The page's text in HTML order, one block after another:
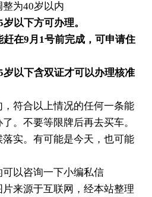
为40岁以内
以下方可办理。
赶在9月1号前完成，可申请住
以下含双证才可以办理核准
符合以上情况的任何一条能
。不要等限牌后再去买车。
实。有可能是今天，也可能
以咨询一下小编私信
来源于互联网，经本站整理